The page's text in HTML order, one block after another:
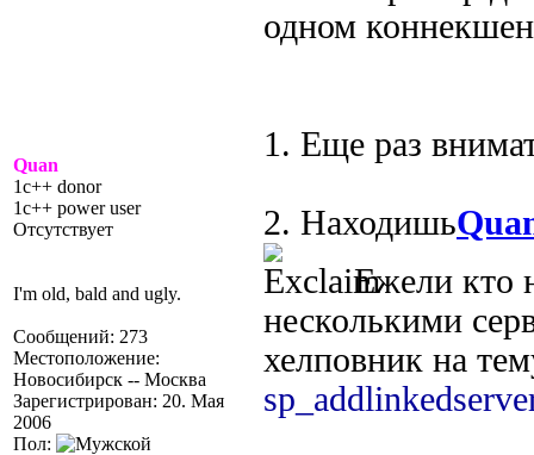
Quan
1c++ donor
1c++ power user
Отсутствует
I'm old, bald and ugly.
Сообщений: 273
Местоположение:
Новосибирск -- Москва
Зарегистрирован: 20. Мая
2006
Пол:
одном
1. Еще раз
2. Находишь
Ежели кто
несколькими
хелповник на